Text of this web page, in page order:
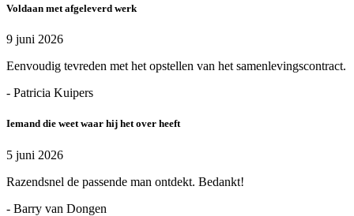
Voldaan met afgeleverd werk
9 juni 2026
Eenvoudig tevreden met het opstellen van het samenlevingscontract.
- Patricia Kuipers
Iemand die weet waar hij het over heeft
5 juni 2026
Razendsnel de passende man ontdekt. Bedankt!
- Barry van Dongen